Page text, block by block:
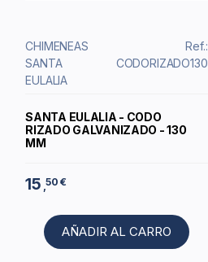
CHIMENEAS
SANTA
EULALIA
Ref.:
CODORIZADO130
SANTA EULALIA - CODO
RIZADO GALVANIZADO - 130
MM
15 ,50 €
AÑADIR AL CARRO